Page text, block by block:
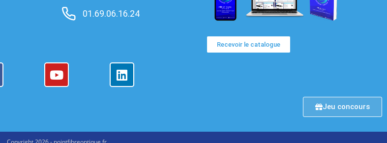
01.69.06.16.24
Recevoir le catalogue
Jeu concours